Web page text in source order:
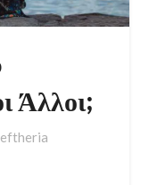
Άλλοι;